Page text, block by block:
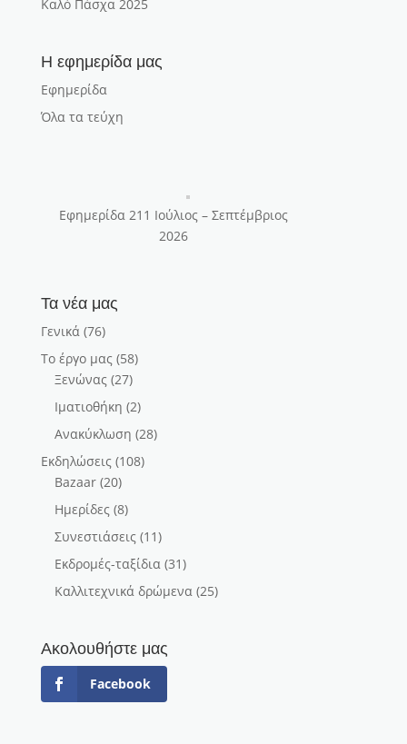
Καλό Πάσχα 2025
Η εφημερίδα μας
Εφημερίδα
Όλα τα τεύχη
Εφημερίδα 211 Ιούλιος – Σεπτέμβριος
2026
Τα νέα μας
Γενικά(76)
Το έργο μας(58)
Ξενώνας(27)
Ιματιοθήκη (2)
Ανακύκλωση (28)
Εκδηλώσεις(108)
Bazaar(20)
Ημερίδες(8)
Συνεστιάσεις(11)
Εκδρομές-ταξίδια(31)
Καλλιτεχνικά δρώμενα(25)
Ακολουθήστε μας
Facebook